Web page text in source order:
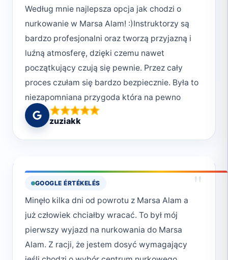
Według mnie najlepsza opcja jak chodzi o
nurkowanie w Marsa Alam! :)Instruktorzy są
bardzo profesjonalni oraz tworzą przyjazną i
luźną atmosferę, dzięki czemu nawet
początkujący czują się pewnie. Przez cały
proces czułam się bardzo bezpiecznie. Była to
niezapomniana przygoda która na pewno
będę chciała powtórzyć!:)
zuziakk
GOOGLE ÉRTÉKELÉS "
Minęło kilka dni od powrotu z Marsa Alam a
już człowiek chciałby wracać. To był mój
pierwszy wyjazd na nurkowania do Marsa
Alam. Z racji, że jestem dosyć wymagający